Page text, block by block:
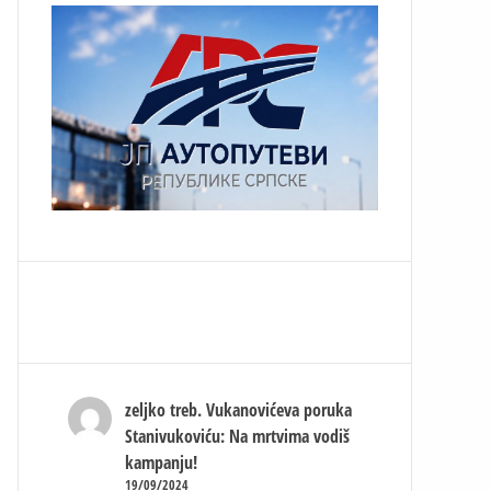
zeljko treb. Vukanovićeva poruka
Stanivukoviću: Na mrtvima vodiš
kampanju!
19/09/2024